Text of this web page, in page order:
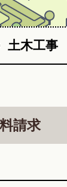
土木工事
請求